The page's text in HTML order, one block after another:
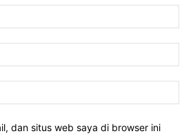
dan situs web saya di browser ini